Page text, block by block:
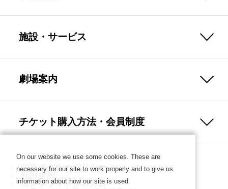
施設・サービス
劇場案内
チケット購入方法・会員制度
プライバシーポリシー
利用規約
コンプライアンス方針
On our website we use some cookies. These are
necessary for our site to work properly and to give us
information about how our site is used.